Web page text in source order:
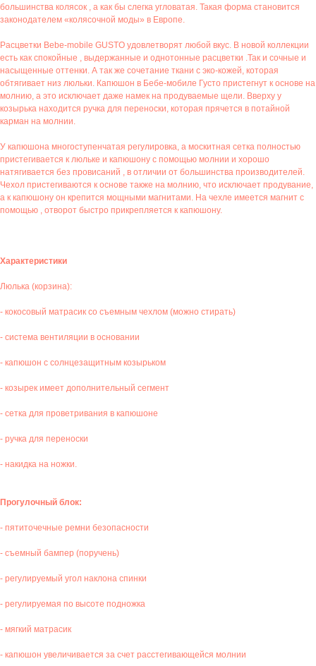
большинства колясок , а как бы слегка угловатая. Такая форма становится
законодателем «колясочной моды» в Европе.
Расцветки Bebe-mobile GUSTO удовлетворят любой вкус. В новой коллекции
есть как спокойные , выдержанные и однотонные расцветки .Так и сочные и
насыщенные оттенки. А так же сочетание ткани с эко-кожей, которая
обтягивает низ люльки. Капюшон в Бебе-мобиле Густо пристегнут к основе на
молнию, а это исключает даже намек на продуваемые щели. Вверху у
козырька находится ручка для переноски, которая прячется в потайной
карман на молнии.
У капюшона многоступенчатая регулировка, а москитная сетка полностью
пристегивается к люльке и капюшону с помощью молнии и хорошо
натягивается без провисаний , в отличии от большинства производителей.
Чехол пристегиваются к основе также на молнию, что исключает продувание,
а к капюшону он крепится мощными магнитами. На чехле имеется магнит с
помощью , отворот быстро прикрепляется к капюшону.
Характеристики
Люлька (корзина):
- кокосовый матрасик со съемным чехлом (можно стирать)
- система вентиляции в основании
- капюшон с солнцезащитным козырьком
- козырек имеет дополнительный сегмент
- сетка для проветривания в капюшоне
- ручка для переноски
- накидка на ножки.
Прогулочный блок:
- пятиточечные ремни безопасности
- съемный бампер (поручень)
- регулируемый угол наклона спинки
- регулируемая по высоте подножка
- мягкий матрасик
- капюшон увеличивается за счет расстегивающейся молнии